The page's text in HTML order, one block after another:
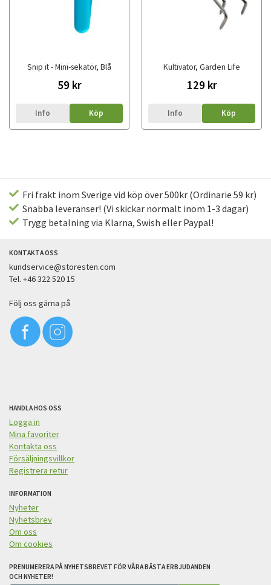
Snip it - Mini-sekatör, Blå
59 kr
Info Köp
Kultivator, Garden Life
129 kr
Info Köp
Fri frakt inom Sverige vid köp över 500kr (Ordinarie 59 kr)
Snabba leveranser! (Vi skickar normalt inom 1-3 dagar)
Trygg betalning via Klarna, Swish eller Paypal!
KONTAKTA OSS
kundservice@storesten.com
Tel. +46 322 520 15
Följ oss gärna på
HANDLA HOS OSS
Logga in
Mina favoriter
Kontakta oss
Försäljningsvillkor
Registrera retur
INFORMATION
Nyheter
Nyhetsbrev
Om oss
Om cookies
PRENUMERERA PÅ NYHETSBREVET FÖR VÅRA BÄSTA ERBJUDANDEN
OCH NYHETER!